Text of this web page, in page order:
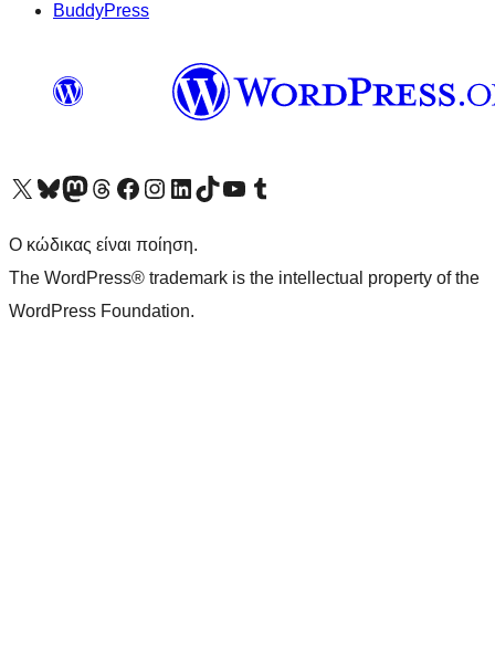
BuddyPress
Visit our X (formerly Twitter) account
Visit our Bluesky account
Επισκεφθείτε τον λογαριασμό μας στο Mastodon
Visit our Threads account
Επισκεφτείτε τη σελίδα μας στο Facebook
Επισκεφθείτε τον λογαριασμό μας Instagram
Επισκεφθείτε τον λογαριασμό μας LinkedIn
Visit our TikTok account
Visit our YouTube channel
Visit our Tumblr account
Ο κώδικας είναι ποίηση.
The WordPress® trademark is the intellectual property of the
WordPress Foundation.